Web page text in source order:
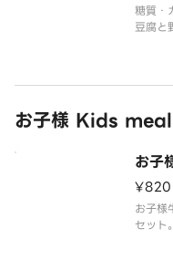
糖質・
豆腐と
お子様 Kids meal
お子
¥820
お子様
セット